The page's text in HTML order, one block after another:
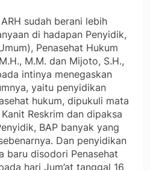
sudah berani lebih
di hadapan Penyidik,
Penasehat Hukum
M.M. dan Mijoto, S.H.,
intinya menegaskan
yaitu penyidikan
hukum, dipukuli mata
Reskrim dan dipaksa
BAP banyak yang
Dan penyidikan
baru disodori Penasehat
hari Jum’at tanggal 16